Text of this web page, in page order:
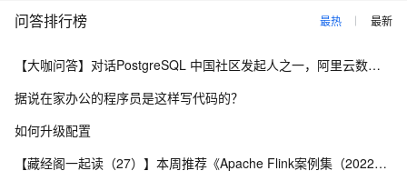
问答排行榜 最热 最新
【大咖问答】对话PostgreSQL 中国社区发起人之一，阿里云数据库高级专家 德哥
据说在家办公的程序员是这样写代码的？
如何升级配置
【藏经阁一起读（27）】本周推荐《Apache Flink案例集（2022版）》，你有哪些心得？